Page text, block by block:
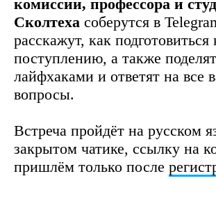
комиссии, профессора и
Сколтеха соберутся в
расскажут, как подготовиться
поступлению, а также
лайфхаками и ответят на все
вопросы.
Встреча пройдёт на русском
закрытом чатике, ссылку на
пришлём только после